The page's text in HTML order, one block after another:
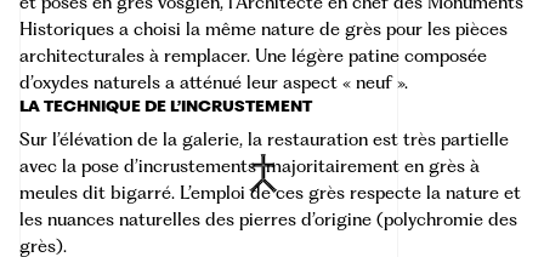
Historiques a choisi la même nature de grès pour les pièces
architecturales à remplacer. Une légère patine composée
d’oxydes naturels a atténué leur aspect « neuf ».
LA TECHNIQUE DE L’INCRUSTEMENT
Sur l’élévation de la galerie, la restauration est très partielle
avec la pose d’incrustements majoritairement en grès à
meules dit bigarré. L’emploi de ces grès respecte la nature et
les nuances naturelles des pierres d’origine (polychromie des
grès).